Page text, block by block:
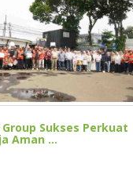
Sukses Perkuat
Aman ...